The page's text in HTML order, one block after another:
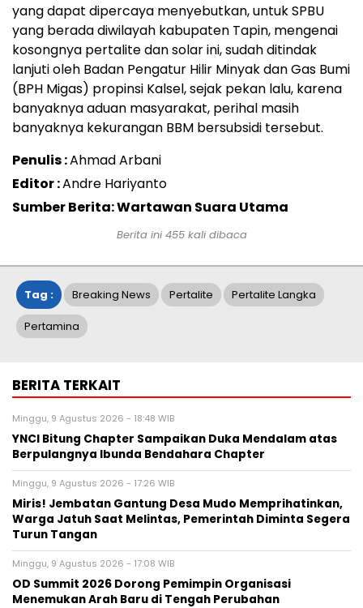
yang dapat dipercaya menyebutkan, untuk SPBU
yang berada diwilayah kabupaten Tapin, mengenai
kosongnya pertalite dan solar ini, sudah ditindak
lanjuti oleh Badan Pengatur Hilir Minyak dan Gas Bumi
(BPH Migas) propinsi Kalsel, sejak pekan lalu, karena
banyaknya aduan masyarakat, perihal masih
banyaknya kekurangan BBM bersubsidi tersebut.
Penulis :Ahmad Arbani
Editor :Andre Hariyanto
Sumber Berita: Wartawan Suara Utama
Berita ini 455kali dibaca
Tag : Breaking News Pertalite Pertalite Langka
Pertamina
BERITA TERKAIT
Minggu, 9 Agustus 2026 - 18:48 WIB
YNCI Bitung Chapter Sampaikan Duka Mendalam atas
Berpulangnya Ibunda Bendahara Chapter
Minggu, 9 Agustus 2026 - 17:26 WIB
Miris! Jembatan Gantung Desa Mudo Memprihatinkan,
Warga Jatuh Saat Melintas, Pemerintah Diminta Segera
Turun Tangan
Minggu, 9 Agustus 2026 - 17:08 WIB
OD Summit 2026 Dorong Pemimpin Organisasi
Menemukan Arah Baru di Tengah Perubahan